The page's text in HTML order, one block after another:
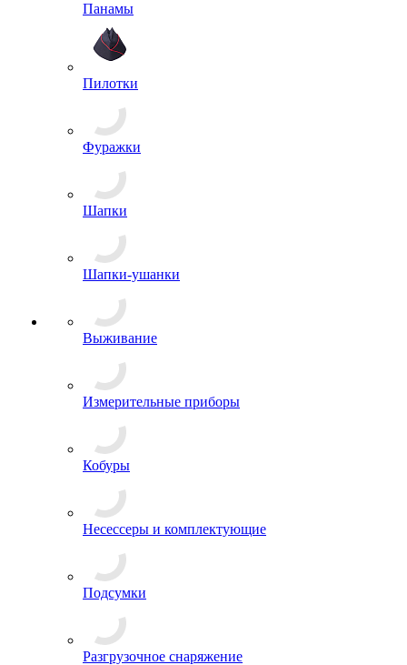
Панамы
Пилотки
Фуражки
Шапки
Шапки-ушанки
Выживание
Измерительные приборы
Кобуры
Несессеры и комплектующие